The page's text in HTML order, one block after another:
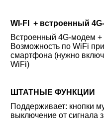
WI-FI + встроенный
Встроенный 4G-модем +
Возможность по WiFi
смартфона (нужно
WiFi)
ШТАТНЫЕ ФУНКЦИИ
Поддерживает: кнопки
выключение от сигнала